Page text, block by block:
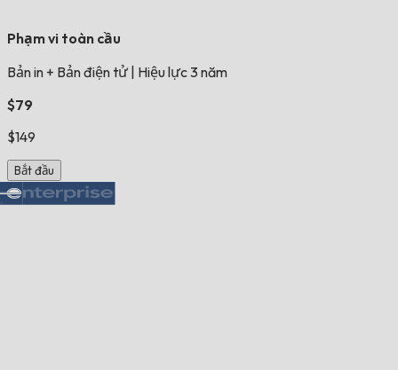
Phạm vi toàn cầu
Bản in + Bản điện tử Hiệu lực 3 năm
$79
$149
Bắt đầu